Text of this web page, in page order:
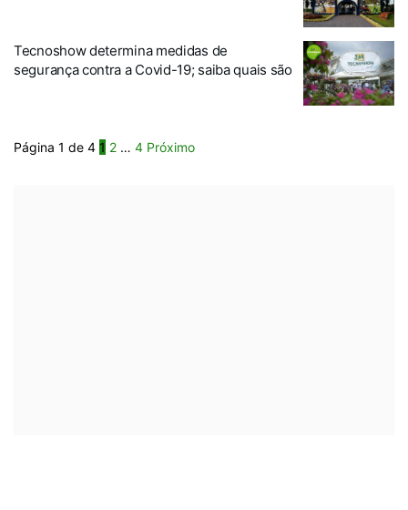
Tecnoshow determina medidas de
segurança contra a Covid-19; saiba quais são
Página 1 de 4 1 2 … 4 Próximo